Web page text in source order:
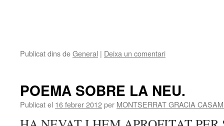
Publicat dins deGeneral | Deixa un comentari
POEMA SOBRE LA NEU.
Publicat el 16 febrer 2012per MONTSERRAT GRACIA